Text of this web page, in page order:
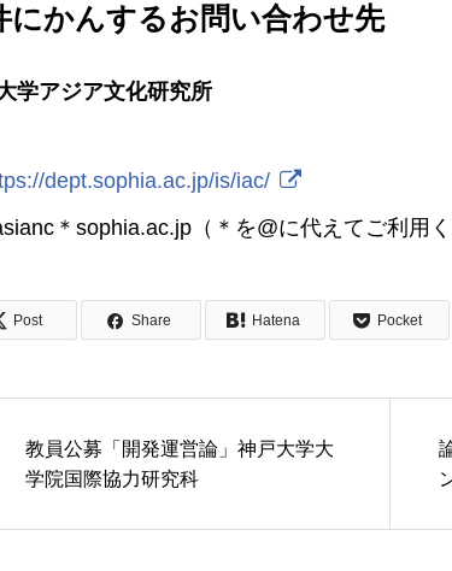
にかんするお問い合わせ先
大学アジア文化研究所
dept.sophia.ac.jp/is/iac/
＊sophia.ac.jp（＊を@に代えてご利用
Post Share Hatena Pocket
教員公募「開発運営論」神戸大学大
学院国際協力研究科